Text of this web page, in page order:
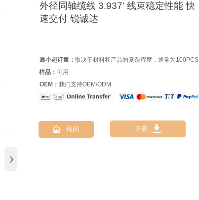
›
外径同轴缆线 3.937' 线束稳定性能 快
速交付 锐诚达
最小起订量： 取决于材料和产品的复杂程度，通常为100PCS
样品：可用
OEM： 我们支持OEM/ODM
 询问 下载 